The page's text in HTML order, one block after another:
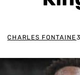
CHARLES FONTAINE